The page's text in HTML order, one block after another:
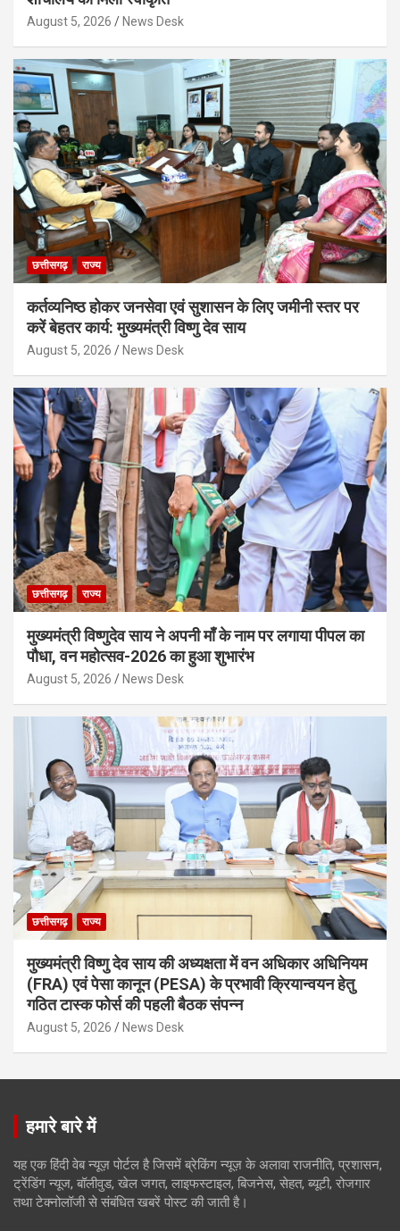
August 5, 2026 News Desk
छत्तीसगढ़ राज्य
कर्तव्यनिष्ठ होकर जनसेवा एवं सुशासन के लिए जमीनी स्तर पर
करें बेहतर कार्य: मुख्यमंत्री विष्णु देव साय
August 5, 2026 News Desk
छत्तीसगढ़ राज्य
मुख्यमंत्री विष्णुदेव साय ने अपनी माँ के नाम पर लगाया पीपल का
पौधा, वन महोत्सव-2026 का हुआ शुभारंभ
August 5, 2026 News Desk
छत्तीसगढ़ राज्य
मुख्यमंत्री विष्णु देव साय की अध्यक्षता में वन अधिकार अधिनियम
(FRA) एवं पेसा कानून (PESA) के प्रभावी क्रियान्वयन हेतु
गठित टास्क फोर्स की पहली बैठक संपन्न
August 5, 2026 News Desk
हमारे बारे में
यह एक हिंदी वेब न्यूज़ पोर्टल है जिसमें ब्रेकिंग न्यूज़ के अलावा राजनीति, प्रशासन,
ट्रेंडिंग न्यूज, बॉलीवुड, खेल जगत, लाइफस्टाइल, बिजनेस, सेहत, ब्यूटी, रोजगार
तथा टेक्नोलॉजी से संबंधित खबरें पोस्ट की जाती है।